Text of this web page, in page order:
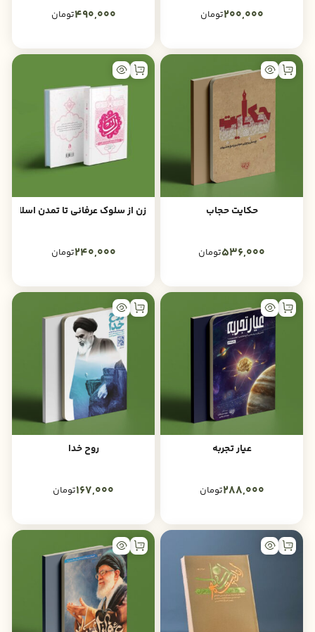
200,000تومان 490,000تومان
حکایت حجاب
536,000تومان
زن از سلوک عرفانی تا تمدن اسلامی
240,000تومان
عیار تجربه
288,000تومان
روح خدا
167,000تومان